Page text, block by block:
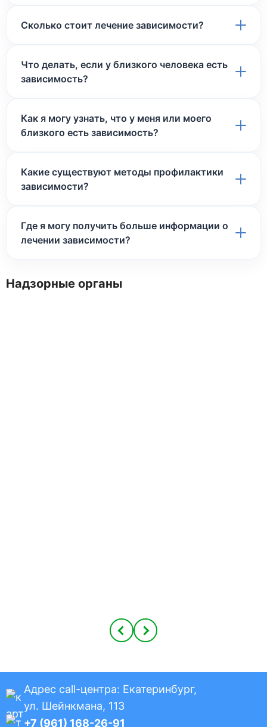
Сколько стоит лечение зависимости?
Что делать, если у близкого человека есть
зависимость?
Как я могу узнать, что у меня или моего
близкого есть зависимость?
Какие существуют методы профилактики
зависимости?
Где я могу получить больше информации о
лечении зависимости?
Надзорные органы
Адрес call-центра: Екатеринбург,
ул. Шейнкмана, 113
+7 (961) 168-26-91